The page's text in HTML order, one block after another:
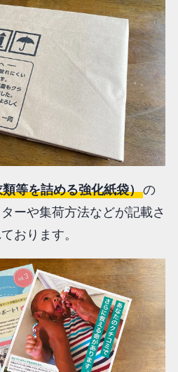
等を詰める強化紙袋）の
ーや集荷方法などが記載さ
おります。